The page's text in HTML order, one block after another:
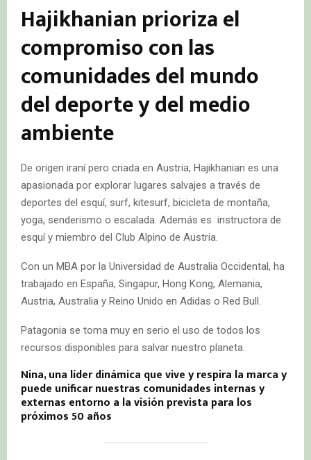
Hajikhanian prioriza el
compromiso con las
comunidades del mundo
del deporte y del medio
ambiente
De origen iraní pero criada en Austria, Hajikhanian es una
apasionada por explorar lugares salvajes a través de
deportes del esquí, surf, kitesurf, bicicleta de montaña,
yoga, senderismo o escalada. Además es instructora de
esquí y miembro del Club Alpino de Austria.
Con un MBA por la Universidad de Australia Occidental, ha
trabajado en España, Singapur, Hong Kong, Alemania,
Austria, Australia y Reino Unido en Adidas o Red Bull.
Patagonia se toma muy en serio el uso de todos los
recursos disponibles para salvar nuestro planeta.
Nina, una líder dinámica que vive y respira la marca y
puede unificar nuestras comunidades internas y
externas entorno a la visión prevista para los
próximos 50 años